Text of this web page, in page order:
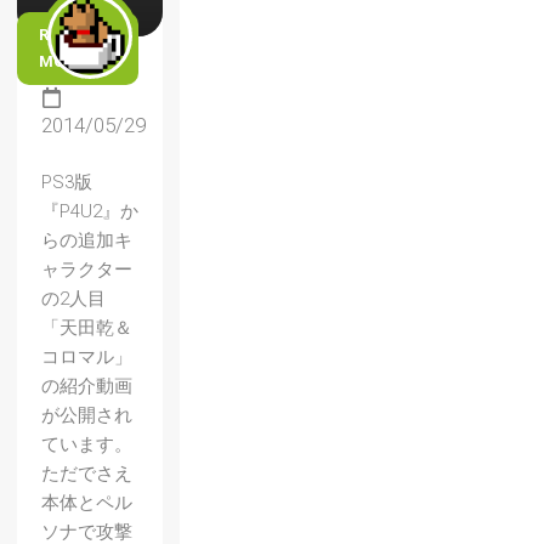
READ
MORE
2014/05/29
PS3版
『P4U2』か
らの追加キ
ャラクター
の2人目
「天田乾＆
コロマル」
の紹介動画
が公開され
ています。
ただでさえ
本体とペル
ソナで攻撃